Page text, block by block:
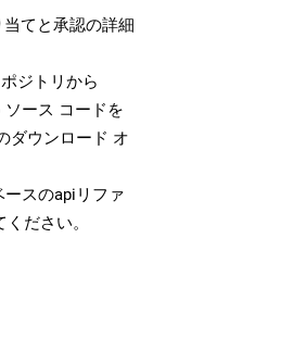
てと承認の詳細
ポジトリから
ース コードを
ダウンロード オ
ースのapiリファ
ださい。